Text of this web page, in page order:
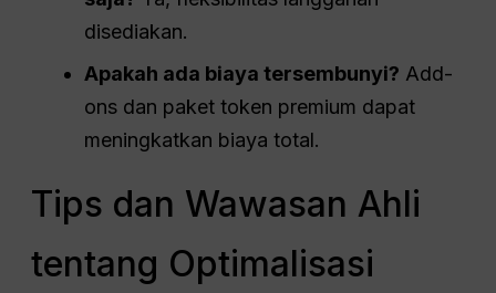
disediakan.
Apakah ada biaya tersembunyi? Add-
ons dan paket token premium dapat
meningkatkan biaya total.
Tips dan Wawasan Ahli
tentang Optimalisasi